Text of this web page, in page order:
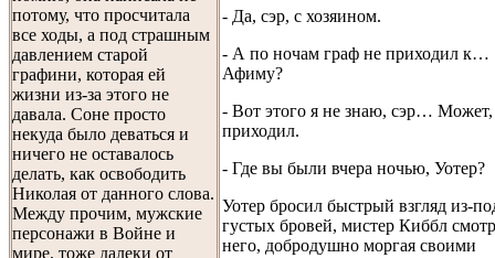
потому, что просчитала
все ходы, а под страшным
давлением старой
графини, которая ей
жизни из-за этого не
давала. Соне просто
некуда было деваться и
ничего не оставалось
делать, как освободить
Николая от данного слова.
Между прочим, мужские
персонажи в Войне и
мире, тоже далеки от
- Да, сэр, с хозяином.
- А по ночам граф не приходил к…
Афиму?
- Вот этого я не знаю, сэр…
приходил.
- Где вы были вчера ночью, Уотер?
Уотер бросил быстрый взгляд из-
густых бровей, мистер Киббл
него, добродушно моргая своими